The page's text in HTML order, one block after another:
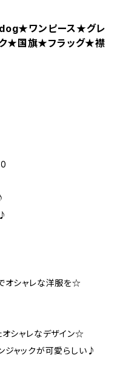
ワンピース★グレ
★国旗★フラッグ★襟
オシャレな洋服を☆
オシャレなデザイン☆
ジャックが可愛らしい♪